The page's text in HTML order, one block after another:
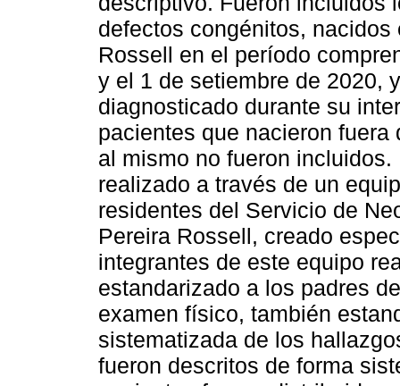
defectos congénitos,
Rossell en el período
y el 1 de setiembre de 2020,
diagnosticado durante su
pacientes que nacieron
al mismo no fueron
realizado a través de un
residentes del Servicio de
Pereira Rossell, creado
integrantes de este equipo
estandarizado a los padres
examen físico, también
sistematizada de los
fueron descritos de forma